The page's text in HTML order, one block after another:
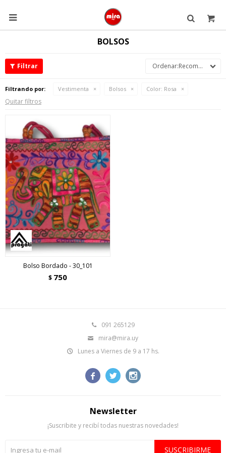

BOLSOS
Recomendados
Filtrando por: Vestimenta Bolsos Color: Rosa
Quitar filtros
Bolso Bordado - 30_101
$ 750
091 265129
mira@mira.uy
Lunes a Viernes de 9 a 17 hs.
  
Newsletter
¡Suscribite y recibí todas nuestras novedades!
SUSCRIBIRME